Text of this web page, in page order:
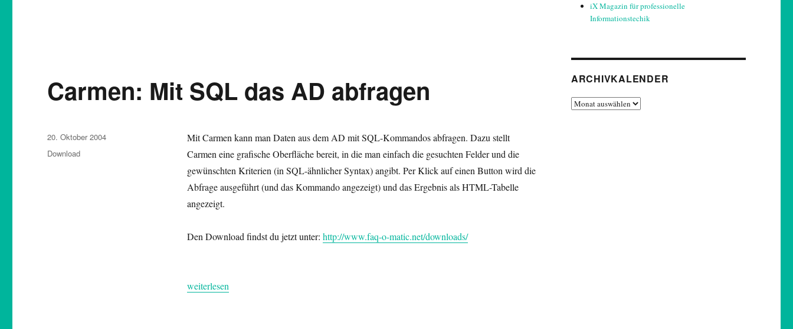
Carmen: Mit SQL das AD abfragen
Mit Carmen kann man Daten aus dem AD mit SQL-Kommandos abfragen. Dazu stellt
Carmen eine grafische Oberfläche bereit, in die man einfach die gesuchten Felder und die
gewünschten Kriterien (in SQL-ähnlicher Syntax) angibt. Per Klick auf einen Button wird die
Abfrage ausgeführt (und das Kommando angezeigt) und das Ergebnis als HTML-Tabelle
angezeigt.
Den Download findst du jetzt unter: http://www.faq-o-matic.net/downloads/
„Carmen: Mit SQL das AD abfragen“
weiterlesen
Veröffentlicht
am
20. Oktober 2004
Kategorien
Download
iX Magazin für professionelle
Informationstechik
ARCHIVKALENDER
Archivkalender